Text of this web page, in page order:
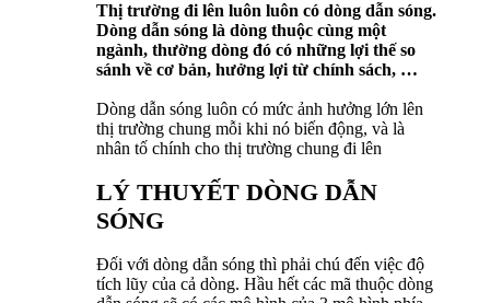
Thị trường đi lên luôn luôn có dòng dẫn sóng.
Dòng dẫn sóng là dòng thuộc cùng một
ngành, thường dòng đó có những lợi thế so
sánh về cơ bản, hưởng lợi từ chính sách, …
Dòng dẫn sóng luôn có mức ảnh hưởng lớn lên
thị trường chung mỗi khi nó biến động, và là
nhân tố chính cho thị trường chung đi lên
LÝ THUYẾT DÒNG DẪN
SÓNG
Đối với dòng dẫn sóng thì phải chú đến việc độ
tích lũy của cả dòng. Hầu hết các mã thuộc dòng